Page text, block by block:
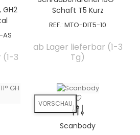
3
Schaft T5 Kurz
REF.: MTO-DIT5-10
ab Lager lieferbar (1-3
Tg)
VORSCHAU
Scanbody